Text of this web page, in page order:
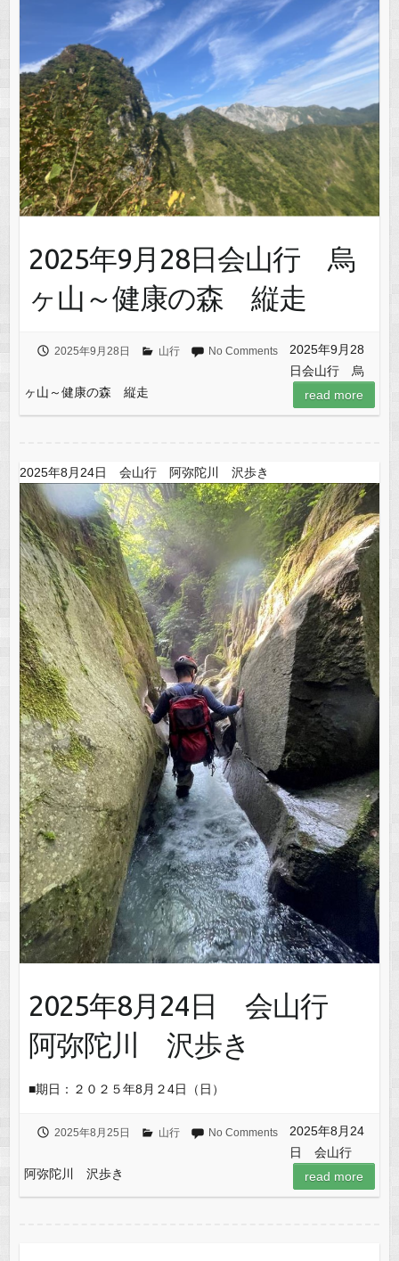
2025年9月28日会山行 烏
ヶ山～健康の森 縦走
2025年9月28日 山行 No Comments
2025年9月28
日会山行 烏
ヶ山～健康の森 縦走
read more
2025年8月24日 会山行 阿弥陀川 沢歩き
2025年8月24日 会山行
阿弥陀川 沢歩き
■期日：２０２５年8月２4日（日）
2025年8月25日 山行 No Comments
2025年8月24
日 会山行
阿弥陀川 沢歩き
read more